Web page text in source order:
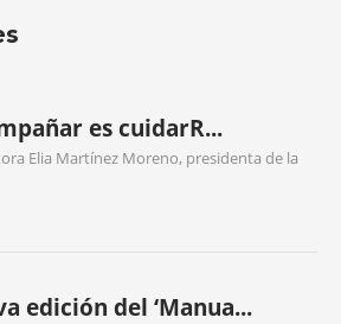
es cuidarR...
Elia Martínez Moreno, presidenta de la
edición del ‘Manua...